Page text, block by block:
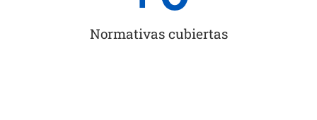
Normativas cubiertas